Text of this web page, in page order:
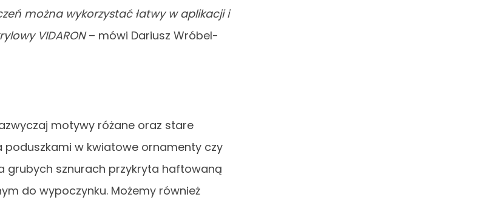
można wykorzystać łatwy w aplikacji i
VIDARON– mówi Dariusz Wróbel-
motywy różane oraz stare
poduszkami w kwiatowe ornamenty czy
grubych sznurach przykryta haftowaną
do wypoczynku. Możemy również